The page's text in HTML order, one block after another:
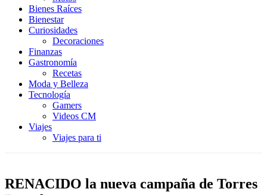
Bienes Raíces
Bienestar
Curiosidades
Decoraciones
Finanzas
Gastronomía
Recetas
Moda y Belleza
Tecnología
Gamers
Videos CM
Viajes
Viajes para ti
RENACIDO la nueva campaña de Torres